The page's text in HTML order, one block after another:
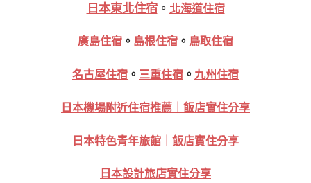
日本東北住宿。 北海道住宿
廣島住宿 。 島根住宿 。 鳥取住宿
名古屋住宿 。 三重住宿 。 九州住宿
日本機場附近住宿推薦｜飯店實住分享
日本特色青年旅館｜飯店實住分享
日本設計旅店實住分享